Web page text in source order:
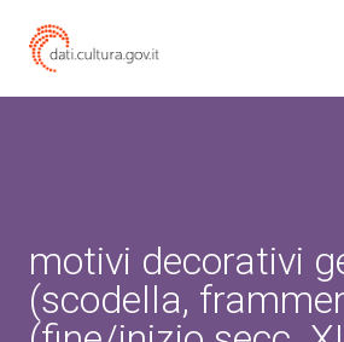
motivi decorativi
(scodella,